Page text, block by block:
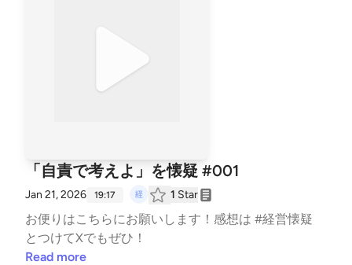
「自責で考えよ」を懐疑 #001
Jan 21, 2026 19:17 1 Star
お便りはこちらにお願いします！感想は #経営懐疑
とつけてXでもぜひ！
Read more